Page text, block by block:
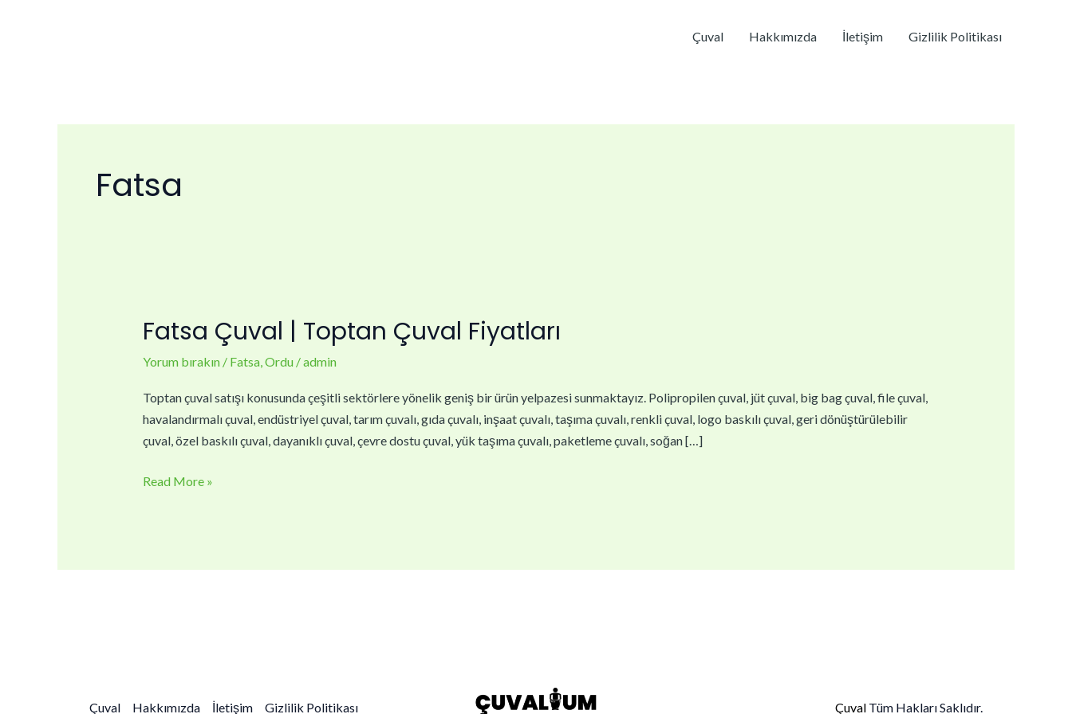
Çuval Hakkımızda İletişim Gizlilik Politikası
Fatsa
Fatsa Çuval | Toptan Çuval Fiyatları
Yorum bırakın / Fatsa,Ordu/admin
Toptan çuval satışı konusunda çeşitli sektörlere yönelik geniş bir ürün yelpazesi sunmaktayız. Polipropilen çuval, jüt çuval, big bag çuval, file çuval,
havalandırmalı çuval, endüstriyel çuval, tarım çuvalı, gıda çuvalı, inşaat çuvalı, taşıma çuvalı, renkli çuval, logo baskılı çuval, geri dönüştürülebilir
çuval, özel baskılı çuval, dayanıklı çuval, çevre dostu çuval, yük taşıma çuvalı, paketleme çuvalı, soğan […]
Fatsa
Toptan
Çuval
Fiyatları
Read More »
Çuval Hakkımızda İletişim Gizlilik Politikası ÇuvalTüm Hakları Saklıdır.